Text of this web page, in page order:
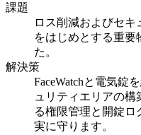
課題
ロス削減およびセ
をはじめとする重要
た。
解決策
FaceWatchと電気錠
ュリティエリアの
る権限管理と開錠ロ
実に守ります。